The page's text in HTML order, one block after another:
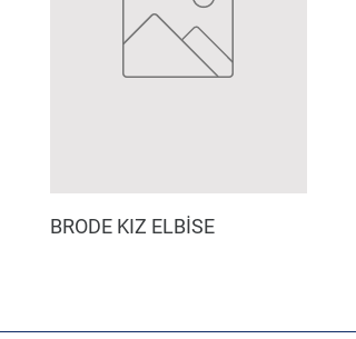
BRODE KIZ ELBİSE